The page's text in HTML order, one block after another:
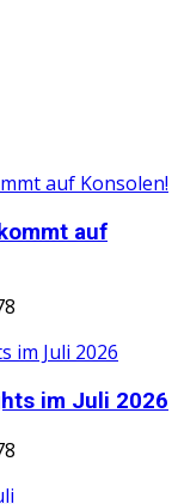
auf
im Juli 2026